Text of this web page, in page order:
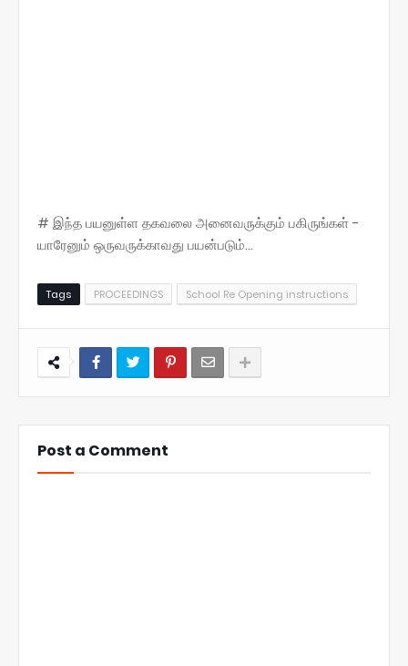
# இந்த பயனுள்ள தகவலை அனைவருக்கும் பகிருங்கள் -
யாரேனும் ஒருவருக்காவது பயன்படும்...
Tags PROCEEDINGS School Re Opening instructions
Post a Comment